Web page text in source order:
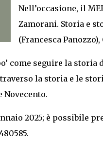
Nell’occasione, il
Zamorani. Storia e
(Francesca
come seguire la
la storia e le
Novecento.
2025; è possibile